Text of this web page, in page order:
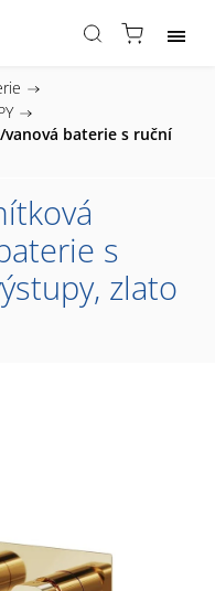
/
/
vanová baterie s ruční
s
zlato